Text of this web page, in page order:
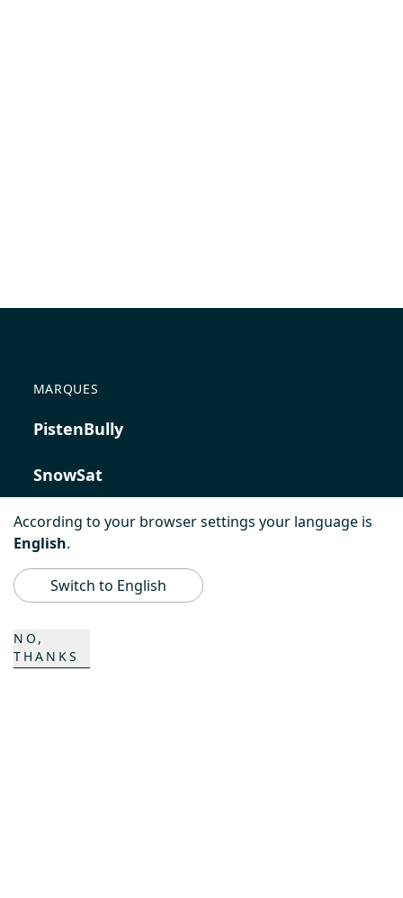
MARQUES
PistenBully
SnowSat
PowerBully
BeachTech
K COMPOSITES
According to your browser settings your language is
English.
NO,
THANKS
Switch to English